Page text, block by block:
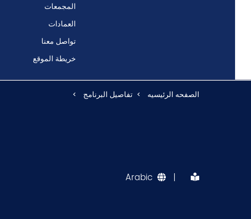
المجمعات
العمادات
تواصل معنا
خريطة الموقع
الصفحه الرئيسيه تفاصيل البرنامج
|
Arabic